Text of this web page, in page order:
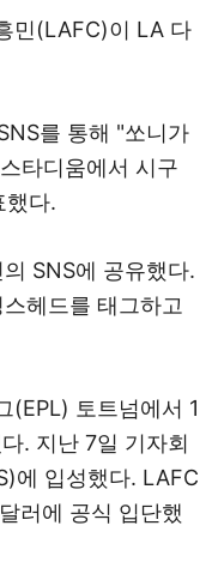
민(LAFC)이 LA 다
를 통해 "쏘니가
타디움에서 시구
했다.
SNS에 공유했다.
헤드를 태그하고
(EPL) 토트넘에서 1
. 지난 7일 기자회
에 입성했다. LAFC
러에 공식 입단했